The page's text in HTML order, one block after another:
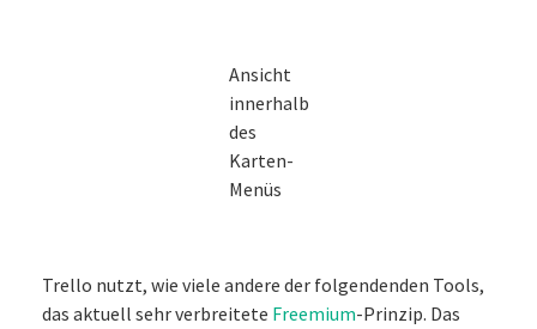
Ansicht
innerhalb
des
Karten-
Menüs
Trello nutzt, wie viele andere der folgendenden Tools,
das aktuell sehr verbreitete Freemium-Prinzip. Das